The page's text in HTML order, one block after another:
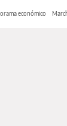
económico